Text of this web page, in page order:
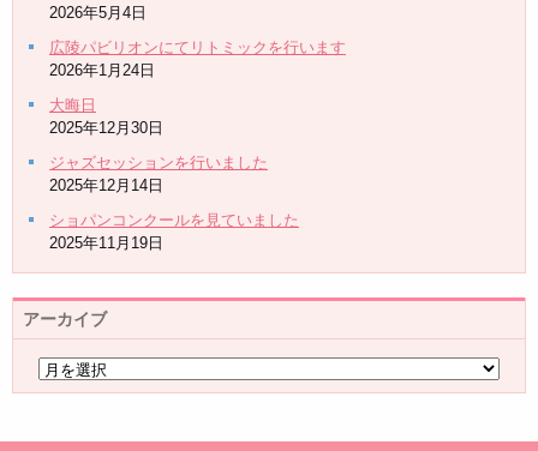
2026年5月4日
広陵パビリオンにてリトミックを行います
2026年1月24日
大晦日
2025年12月30日
ジャズセッションを行いました
2025年12月14日
ショパンコンクールを見ていました
2025年11月19日
アーカイブ